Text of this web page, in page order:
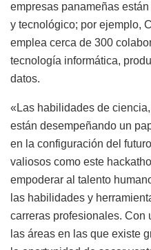
empresas panameñas
y tecnológico; por ejemplo,
emplea cerca de 300
tecnología informática,
datos.
«Las habilidades de
están desempeñando un
en la configuración del
valiosos como este
empoderar al talento
las habilidades y
carreras profesionales. Con
las áreas en las que existe